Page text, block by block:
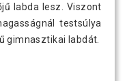
labda lesz. Viszont
testsúlya
gimnasztikai labdát.